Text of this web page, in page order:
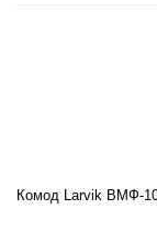
Комод Larvik ВМФ-